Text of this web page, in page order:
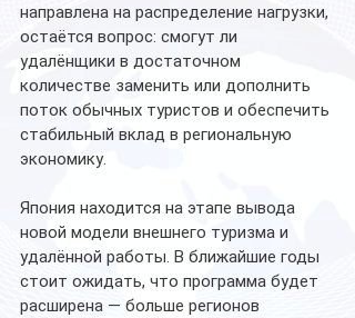
направлена на распределение нагрузки,
остаётся вопрос: смогут ли
удалёнщики в достаточном
количестве заменить или дополнить
поток обычных туристов и обеспечить
стабильный вклад в региональную
экономику.
Япония находится на этапе вывода
новой модели внешнего туризма и
удалённой работы. В ближайшие годы
стоит ожидать, что программа будет
расширена — больше регионов